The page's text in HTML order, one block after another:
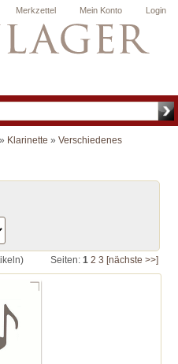
Login
Mein Konto
Merkzettel
» Klarinette » Verschiedenes
Seiten: 1 2 3 [nächste >>]